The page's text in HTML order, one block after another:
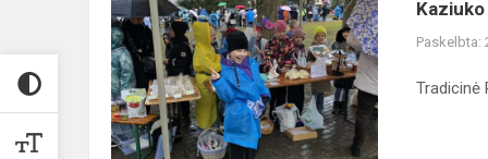
mugė'2026
Paskelbta:
Tradicinė